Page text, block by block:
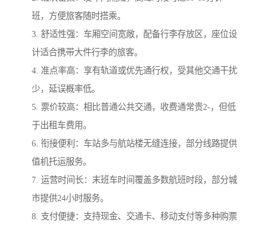
班，方便旅客随时搭乘。
3. 舒适性强：车厢空间宽敞，配备行李存放区，座位设
计适合携带大件行李的旅客。
4. 准点率高：享有轨道或优先通行权，受其他交通干扰
少，延误概率低。
5. 票价较高：相比普通公共交通，收费通常贵2-，但低
于出租车费用。
6. 衔接便利：车站多与航站楼无缝连接，部分线路提供
值机托运服务。
7. 运营时间长：末班车时间覆盖多数航班时段，部分城
市提供24小时服务。
8. 支付便捷：支持现金、交通卡、移动支付等多种购票